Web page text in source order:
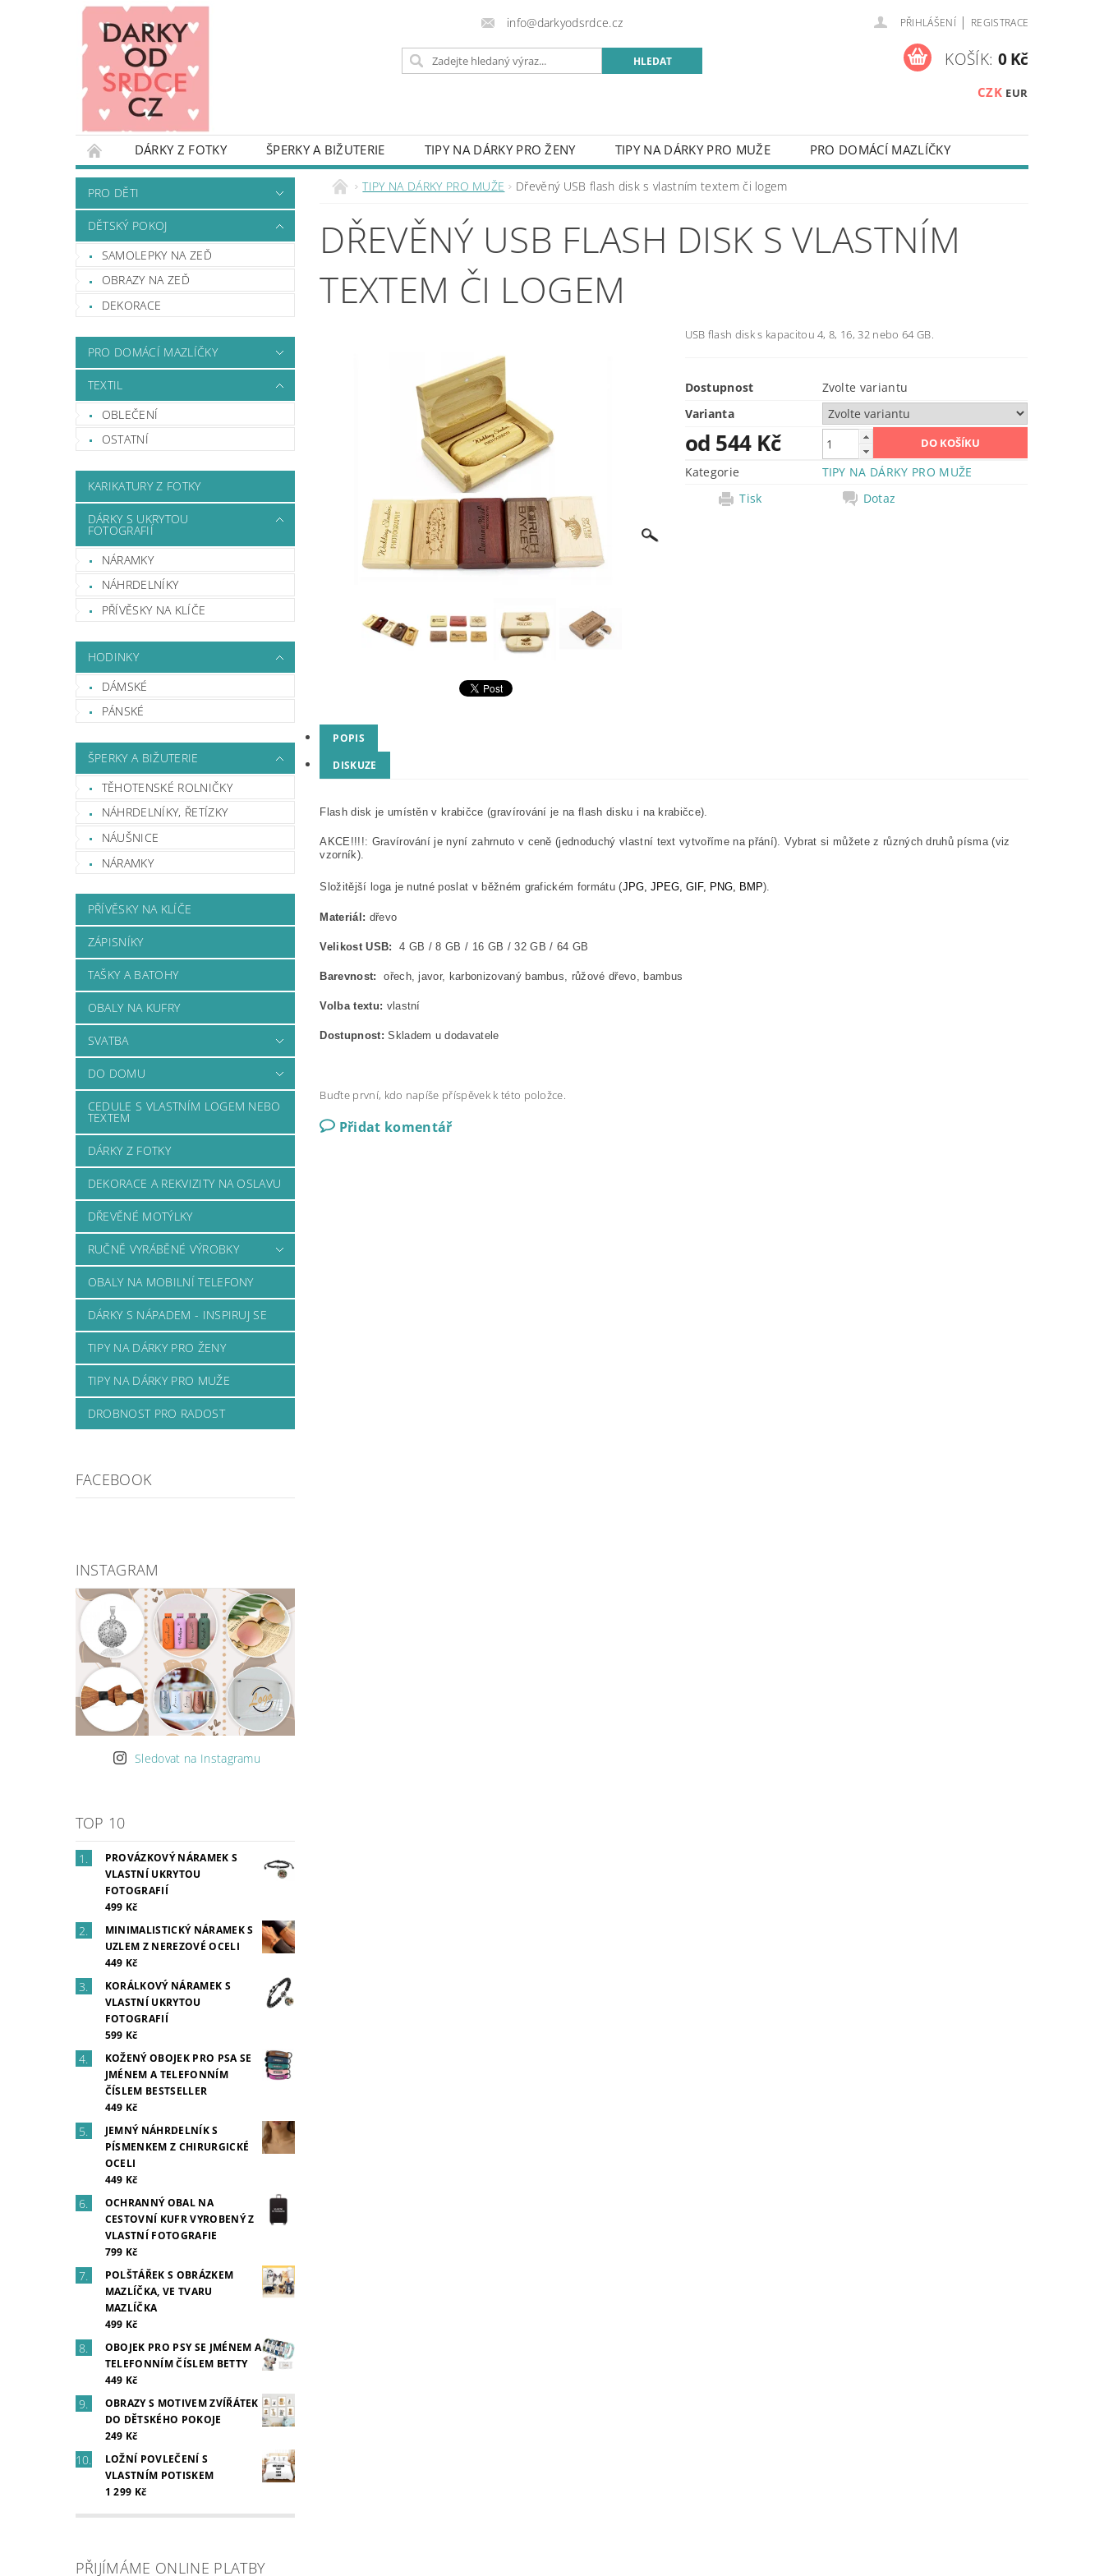
info@darkyodsrdce.cz PŘIHLÁŠENÍ | REGISTRACE
CZK EUR
KOŠÍK: 0 Kč
DÁRKY Z FOTKY ŠPERKY A BIŽUTERIE TIPY NA DÁRKY PRO ŽENY TIPY NA DÁRKY PRO MUŽE
PRO DOMÁCÍ MAZLÍČKY
PRO DĚTI
DĚTSKÝ POKOJ KARIKATURY Z FOTKY HODINKY OBLEČENÍ PŘÍVĚSKY NA KLÍČE
TAŠKY A BATOHY
OBALY NA KUFRY
DEKORACE A REKVIZITY NA OSLAVU
DŘEVĚNÉ MOTÝLKY RUČNĚ VYRÁBĚNÉ VÝROBKY
OBALY NA MOBILNÍ TELEFONY
DÁRKY S NÁPADEM - INSPIRUJ SE
DROBNOST PRO RADOST
PODMÍNKY OCHRANY OSOBNÍCH ÚDAJŮ
OBCHODNÍ PODMÍNKY NAPIŠTE NÁM
PRO DĚTI
DĚTSKÝ POKOJ
SAMOLEPKY NA ZEĎ
OBRAZY NA ZEĎ
DEKORACE
PRO DOMÁCÍ MAZLÍČKY
TEXTIL
OBLEČENÍ
OSTATNÍ
KARIKATURY Z FOTKY
DÁRKY S UKRYTOU
FOTOGRAFIÍ
NÁRAMKY
NÁHRDELNÍKY
PŘÍVĚSKY NA KLÍČE
HODINKY
DÁMSKÉ
PÁNSKÉ
ŠPERKY A BIŽUTERIE
TĚHOTENSKÉ ROLNIČKY
NÁHRDELNÍKY, ŘETÍZKY
NÁUŠNICE
NÁRAMKY
PŘÍVĚSKY NA KLÍČE
ZÁPISNÍKY
TAŠKY A BATOHY
OBALY NA KUFRY
SVATBA
DO DOMU
CEDULE S VLASTNÍM LOGEM NEBO
TEXTEM
DÁRKY Z FOTKY
DEKORACE A REKVIZITY NA OSLAVU
DŘEVĚNÉ MOTÝLKY
RUČNĚ VYRÁBĚNÉ VÝROBKY
OBALY NA MOBILNÍ TELEFONY
DÁRKY S NÁPADEM - INSPIRUJ SE
TIPY NA DÁRKY PRO ŽENY
TIPY NA DÁRKY PRO MUŽE
DROBNOST PRO RADOST
FACEBOOK
INSTAGRAM
Sledovat na Instagramu
TOP 10
PROVÁZKOVÝ NÁRAMEK S
VLASTNÍ UKRYTOU
FOTOGRAFIÍ
499 Kč
MINIMALISTICKÝ NÁRAMEK S
UZLEM Z NEREZOVÉ OCELI
449 Kč
KORÁLKOVÝ NÁRAMEK S
VLASTNÍ UKRYTOU
FOTOGRAFIÍ
599 Kč
KOŽENÝ OBOJEK PRO PSA SE
JMÉNEM A TELEFONNÍM
ČÍSLEM BESTSELLER
449 Kč
JEMNÝ NÁHRDELNÍK S
PÍSMENKEM Z CHIRURGICKÉ
OCELI
449 Kč
OCHRANNÝ OBAL NA
CESTOVNÍ KUFR VYROBENÝ Z
VLASTNÍ FOTOGRAFIE
799 Kč
POLŠTÁŘEK S OBRÁZKEM
MAZLÍČKA, VE TVARU
MAZLÍČKA
499 Kč
OBOJEK PRO PSY SE JMÉNEM A
TELEFONNÍM ČÍSLEM BETTY
449 Kč
OBRAZY S MOTIVEM ZVÍŘÁTEK
DO DĚTSKÉHO POKOJE
249 Kč
LOŽNÍ POVLEČENÍ S
VLASTNÍM POTISKEM
1 299 Kč
PŘIJÍMÁME ONLINE PLATBY
TIPY NA DÁRKY PRO MUŽE Dřevěný USB flash disk s vlastním textem či logem
DŘEVĚNÝ USB FLASH DISK S VLASTNÍM
TEXTEM ČI LOGEM
USB flash disk s kapacitou 4, 8, 16, 32 nebo 64 GB.
Dostupnost
Zvolte variantu
Varianta
od 544 Kč
Kategorie
TIPY NA DÁRKY PRO MUŽE
Tisk
Dotaz
POPIS
DISKUZE
Flash disk je umístěn v krabičce (gravírování je na flash disku i na krabičce).
AKCE!!!!: Gravírování je nyní zahrnuto v ceně (jednoduchý vlastní text vytvoříme na přání). Vybrat si můžete z různých druhů písma (viz
vzorník).
Složitější loga je nutné poslat v běžném grafickém formátu (JPG, JPEG, GIF, PNG, BMP).
Materiál: dřevo
Velikost USB: 4 GB / 8 GB / 16 GB / 32 GB / 64 GB
Barevnost: ořech, javor, karbonizovaný bambus, růžové dřevo, bambus
Volba textu: vlastní
Dostupnost:Skladem u dodavatele
Buďte první, kdo napíše příspěvek k této položce.
Přidat komentář